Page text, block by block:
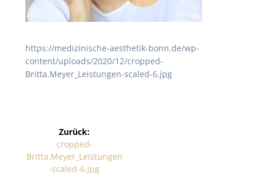
https://medizinische-aesthetik-bonn.de/wp-
content/uploads/2020/12/cropped-
Britta.Meyer_Leistungen-scaled-6.jpg
Zurück:
cropped-
Britta.Meyer_Leistungen
-scaled-6.jpg